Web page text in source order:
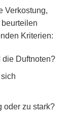
Verkostung,
Kriterien:
die Duftnoten?
oder zu stark?